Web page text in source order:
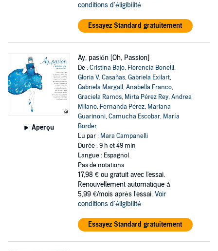
conditions d'éligibilité
Essayez Standard gratuitement
Aperçu
Ay, pasión [Oh, Passion]
De :Cristina Bajo, Florencia Bonelli,
Gloria V. Casañas,Gabriela Exilart,
Gabriela Margall,Anabella Franco,
Graciela Ramos, Mirta Pérez Rey,Andrea
Milano, Fernanda Pérez, Mariana
Guarinoni,Camucha Escobar, María
Border
Lu par : Mara Campanelli
Durée : 9 h et 49 min
Langue : Espagnol
Pas de notations
17,98 € ou gratuit avec l'essai.
Renouvellement automatique à
5,99 €/mois après l'essai. Voir
conditions d'éligibilité
Essayez Standard gratuitement